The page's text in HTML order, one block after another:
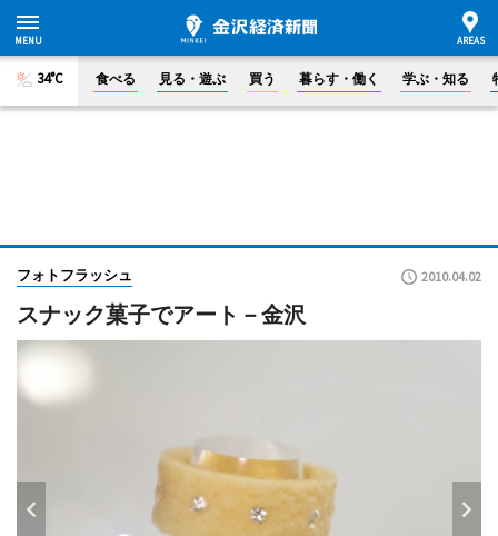
34°C 食べる 見る・遊ぶ 買う 暮らす・働く 学ぶ・知る
フォトフラッシュ 2010.04.02
スナック菓子でアート－金沢